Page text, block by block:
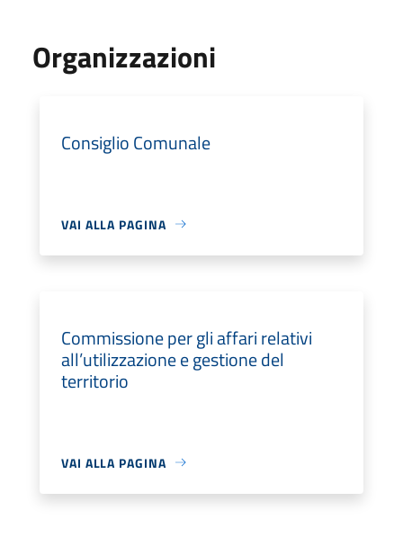
Organizzazioni
Consiglio Comunale
VAI ALLA PAGINA
Commissione per gli affari relativi
all’utilizzazione e gestione del
territorio
VAI ALLA PAGINA